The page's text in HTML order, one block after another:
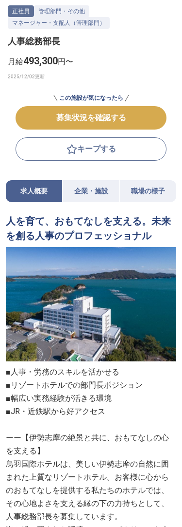
正社員
管理部門・その他
マネージャー・支配人（管理部門）
人事総務部長
月給493,300円〜
この施設が気になったら
募集状況を確認する
キープする
求人概要 企業・施設 職場の様子
人を育て、おもてなしを支える。未来
を創る人事のプロフェッショナル
■人事・労務のスキルを活かせる
■リゾートホテルでの部門長ポジション
■幅広い実務経験が活きる環境
■JR・近鉄駅から好アクセス
ーー【伊勢志摩の絶景と共に、おもてなしの心
を支える】
鳥羽国際ホテルは、美しい伊勢志摩の自然に囲
まれた上質なリゾートホテル。お客様に心から
のおもてなしを提供する私たちのホテルでは、
その心地よさを支える縁の下の力持ちとして、
人事総務部長を募集しています。